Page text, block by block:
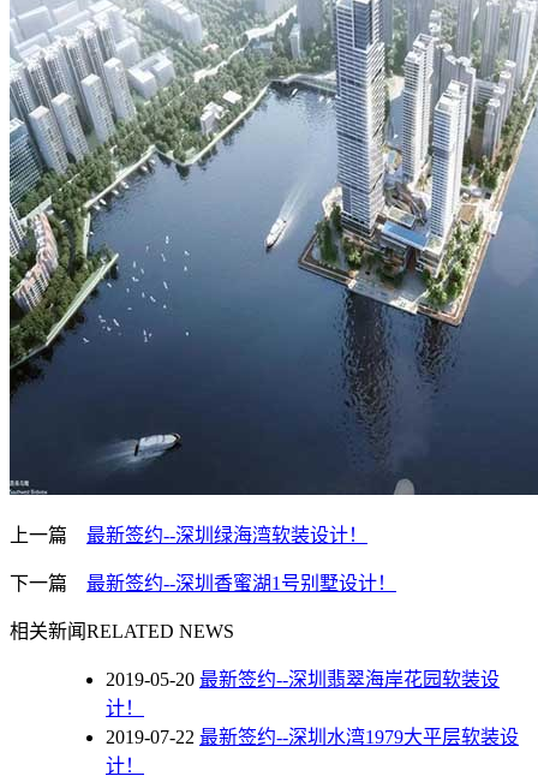
上一篇 最新签约--深圳绿海湾软装设计！
下一篇 最新签约--深圳香蜜湖1号别墅设计！
相关新闻RELATED NEWS
2019-05-20 最新签约--深圳翡翠海岸花园软装设
计！
2019-07-22 最新签约--深圳水湾1979大平层软装设
计！